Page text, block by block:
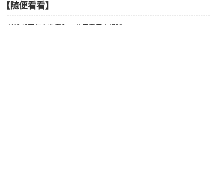
【随便看看】
长途搬家怎么收费？一公里费用大揭秘